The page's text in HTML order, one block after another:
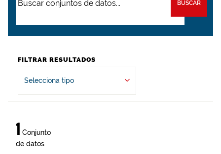
BUSCAR
FILTRAR RESULTADOS
Selecciona tipo
1 Conjunto
de datos